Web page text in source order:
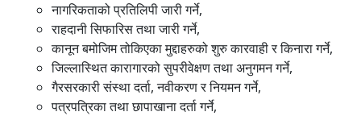
नागरिकताको प्रतिलिपी जारी गर्ने,
राहदानी सिफारिस तथा जारी गर्ने,
कानून बमोजिम तोकिएका मुद्दाहरुको शुरु कारवाही र किनारा गर्ने,
जिल्लास्थित कारागारको सुपरीवेक्षण तथा अनुगमन गर्ने,
गैरसरकारी संस्था दर्ता, नवीकरण र नियमन गर्ने,
पत्रपत्रिका तथा छापाखाना दर्ता गर्ने,